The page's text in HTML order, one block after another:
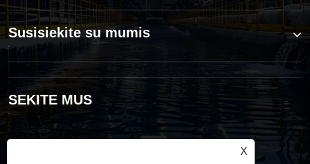
Susisiekite su mumis
SEKITE MUS
X